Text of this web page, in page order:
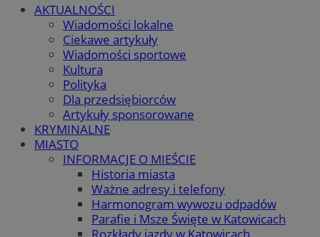
AKTUALNOŚCI
Wiadomości lokalne
Ciekawe artykuły
Wiadomości sportowe
Kultura
Polityka
Dla przedsiębiorców
Artykuły sponsorowane
KRYMINALNE
MIASTO
INFORMACJE O MIEŚCIE
Historia miasta
Ważne adresy i telefony
Harmonogram wywozu odpadów
Parafie i Msze Święte w Katowicach